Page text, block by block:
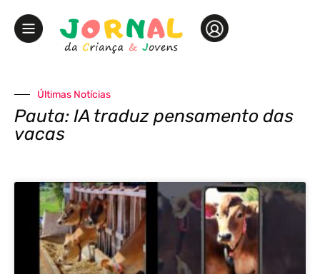
Últimas Notícias
Pauta: IA traduz pensamento das
vacas